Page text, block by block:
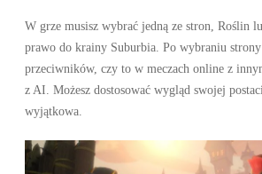
W grze musisz wybrać jedną ze stron, Roślin
prawo do krainy Suburbia. Po wybraniu strony
przeciwników, czy to w meczach online z
z AI. Możesz dostosować wygląd swojej
wyjątkowa.